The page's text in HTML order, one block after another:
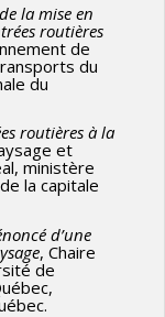
la mise en
routières
de
du
du
routières à la
et
ministère
la capitale
d’une
, Chaire
de